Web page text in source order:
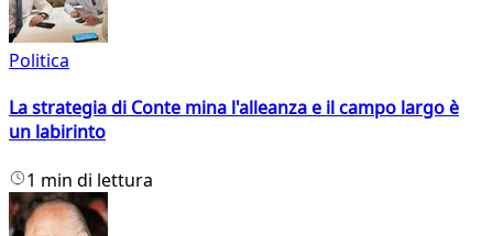
Politica
La strategia di Conte mina l'alleanza e il campo largo è
un labirinto
1 min di lettura